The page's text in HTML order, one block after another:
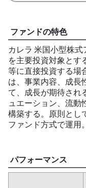
ファンドの特色
カレラ 米国小型株
を主要投資対象とす
等に直接投資する場
は、事業内容、成長
て、成長が期待され
ュエーション、流動
構築する。原則とし
ファンド方式で運用
パフォーマンス